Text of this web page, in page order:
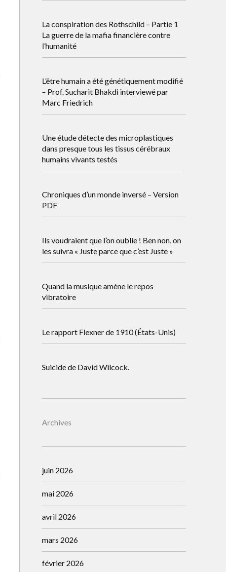
La conspiration des Rothschild – Partie 1
La guerre de la mafia financière contre
l’humanité
L’être humain a été génétiquement modifié
– Prof. Sucharit Bhakdi interviewé par
Marc Friedrich
Une étude détecte des microplastiques
dans presque tous les tissus cérébraux
humains vivants testés
Chroniques d’un monde inversé – Version
PDF
Ils voudraient que l’on oublie ! Ben non, on
les suivra « Juste parce que c’est Juste »
Quand la musique amène le repos
vibratoire
Le rapport Flexner de 1910 (États-Unis)
Suicide de David Wilcock.
Archives
juin 2026
mai 2026
avril 2026
mars 2026
février 2026